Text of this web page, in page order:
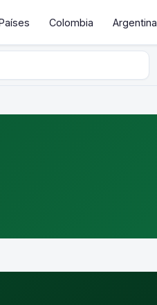
Colombia Argentina